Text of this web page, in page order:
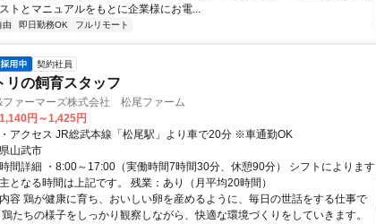
トとマニュアルをもとに企業様にお電...
由 即日勤務OK フルリモート
契約社員
リの飼育スタッフ
ファーマーズ株式会社 松尾ファーム
円～1,425円
アクセス JR総武本線「松尾駅」より車で20分 ※車通勤OK
山武市
間詳細 ・8:00～17:00（実働時間7時間30分、休憩90分） シフトによります
となる時間は上記です。 残業：あり（月平均20時間）
容 鶏が健康に育ち、おいしい卵を産めるように、毎日の世話をする仕事で
たちの様子をしっかり観察しながら、快適な環境づくりをしていきます。